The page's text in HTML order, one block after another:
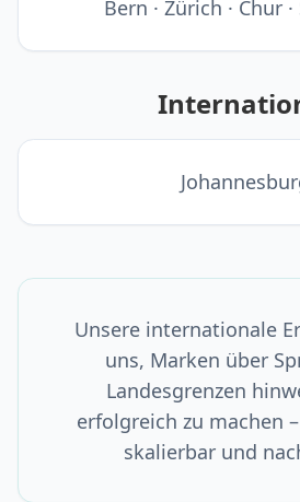
Bern · Zürich · Chur
Unsere internationale
uns, Marken über
Landesgrenzen
erfolgreich zu machen
skalierbar und